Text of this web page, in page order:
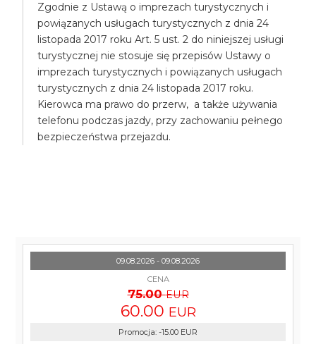
Zgodnie z Ustawą o imprezach turystycznych i
powiązanych usługach turystycznych z dnia 24
listopada 2017 roku Art. 5 ust. 2 do niniejszej usługi
turystycznej nie stosuje się przepisów Ustawy o
imprezach turystycznych i powiązanych usługach
turystycznych z dnia 24 listopada 2017 roku.
Kierowca ma prawo do przerw, a także używania
telefonu podczas jazdy, przy zachowaniu pełnego
bezpieczeństwa przejazdu.
09.08.2026 - 09.08.2026
CENA
75.00 EUR
60.00 EUR
Promocja: -15.00 EUR